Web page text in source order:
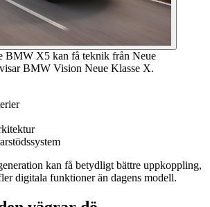
BMW X5 kan få teknik från Neue
BMW Vision Neue Klasse X.
kan få betydligt bättre uppkoppling,
digitala funktioner än dagens modell.